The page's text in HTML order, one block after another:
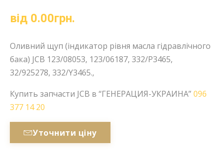
від 0.00грн.
Оливний щуп (індикатор рівня масла гідравлічного
бака) JCB 123/08053, 123/06187, 332/P3465,
32/925278, 332/Y3465.,
Купить запчасти JCB в “ГЕНЕРАЦИЯ-УКРАИНА”096
377 14 20
Уточнити ціну